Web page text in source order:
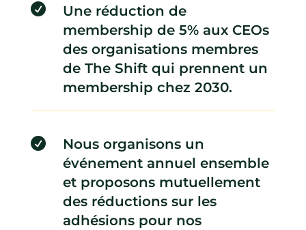

Une réduction de
membership de 5% aux CEOs
des organisations membres
de The Shift qui prennent un
membership chez 2030.

Nous organisons un
événement annuel ensemble
et proposons mutuellement
des réductions sur les
adhésions pour nos